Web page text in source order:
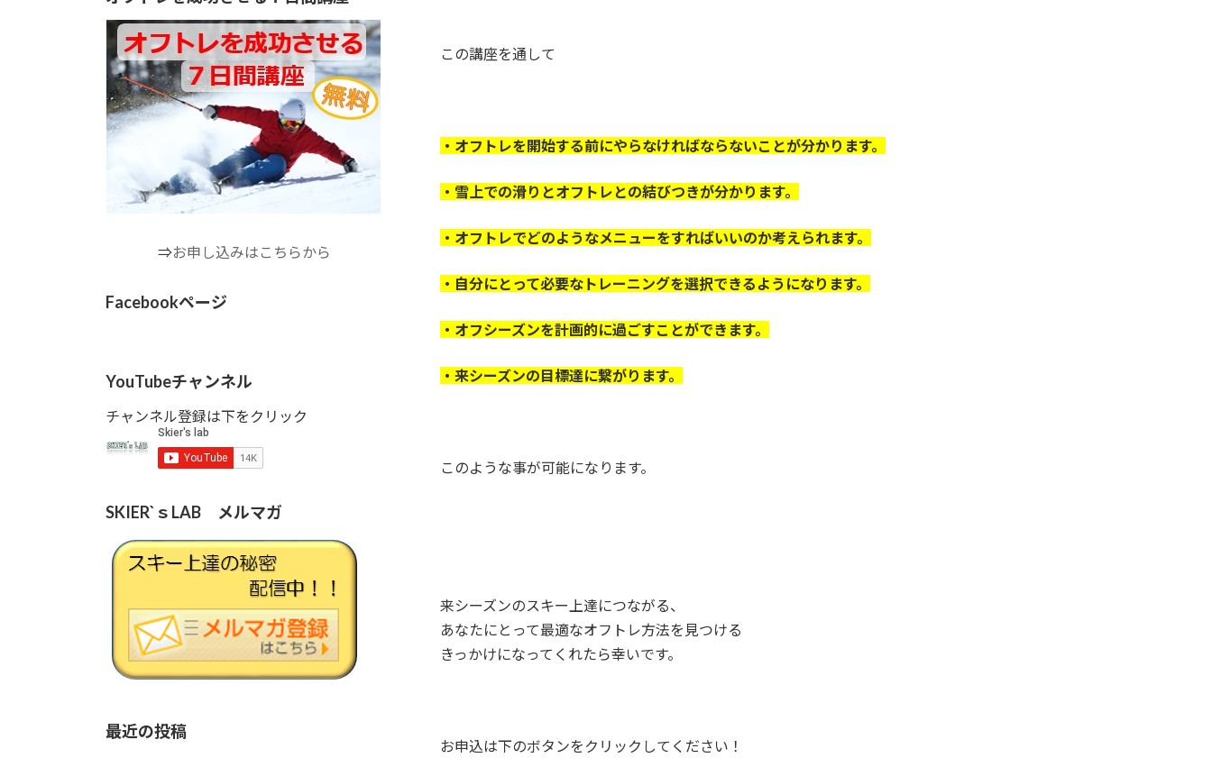
この講座を通して
・オフトレを開始する前にやらなければならないことが分かります。
・雪上での滑りとオフトレとの結びつきが分かります。
・オフトレでどのようなメニューをすればいいのか考えられます。
・自分にとって必要なトレーニングを選択できるようになります。
・オフシーズンを計画的に過ごすことができます。
・来シーズンの目標達に繋がります。
このような事が可能になります。
来シーズンのスキー上達につながる、
あなたにとって最適なオフトレ方法を見つける
きっかけになってくれたら幸いです。
お申込は下のボタンをクリックしてください！
⇒お申し込みはこちらから
Facebookページ
YouTubeチャンネル
チャンネル登録は下をクリック
SKIER`ｓLAB メルマガ
最近の投稿